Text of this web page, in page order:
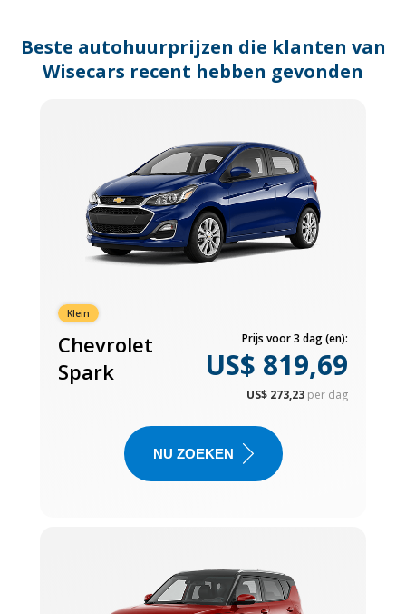
dates.
Beste autohuurprijzen die klanten van
Wisecars recent hebben gevonden
Klein
Chevrolet
Spark
Prijs voor 3 dag (en):
US$ 819,69
US$ 273,23 per dag
NU ZOEKEN